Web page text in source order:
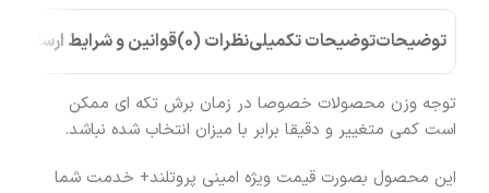
توضیحاتتوضیحات تکمیلینظرات (0) قوانین و شرایط ارسال
توجه وزن محصولات خصوصا در زمان برش تکه ای ممکن
است کمی متغییر و دقیقا برابر با میزان انتخاب شده نباشد.
این محصول بصورت قیمت ویژه امینی پروتلند+ خدمت شما